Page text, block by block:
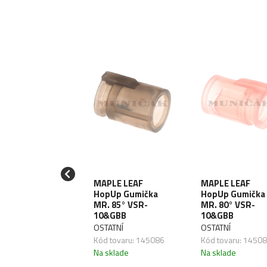
MAPLE LEAF
HopUp Gumička
MR. 85° VSR-
10&GBB
OSTATNÍ
Kód tovaru: 145086
Na sklade
MAPLE LEAF
HopUp Gumička
MR. 80° VSR-
10&GBB
OSTATNÍ
Kód tovaru:
Na sklade